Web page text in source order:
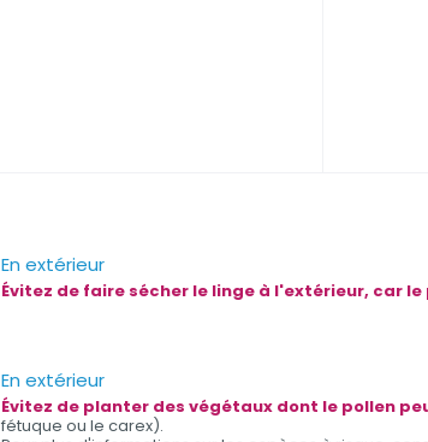
En extérieur
Évitez de faire sécher le linge à l'extérieur, car
En extérieur
Évitez de planter des végétaux dont le pollen
fétuque ou le carex).